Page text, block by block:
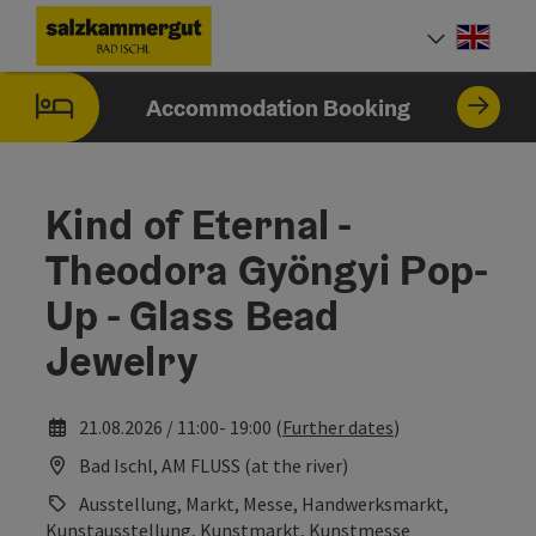
Accesskey
[0]
Accesskey
[1]
Accesskey
[2]
Accesskey
[7]
Accommodation Booking
Kind of Eternal -
Theodora Gyöngyi Pop-
Up - Glass Bead
Jewelry
21.08.2026 / 11:00- 19:00 (Further dates)
Bad Ischl, AM FLUSS (at the river)
Ausstellung, Markt, Messe, Handwerksmarkt,
Kunstausstellung, Kunstmarkt, Kunstmesse